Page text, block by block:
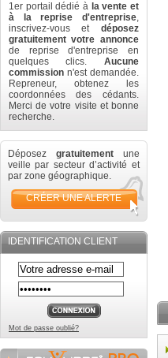
1er portail dédié à la vente et
à la reprise d'entreprise,
inscrivez-vous et déposez
gratuitement votre annonce
de reprise d'entreprise en
quelques clics. Aucune
commission n'est demandée.
Repreneur, obtenez les
coordonnées des cédants.
Merci de votre visite et bonne
recherche.
Déposez gratuitement une
veille par secteur d’activité et
par zone géographique.
CRÉER UNE ALERTE
IDENTIFICATION CLIENT
Mot de passe oublié?